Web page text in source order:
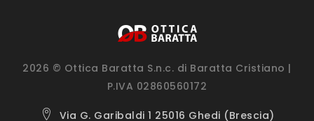
2026 © Ottica Baratta S.n.c. di Baratta Cristiano |
P.IVA 02860560172
Via G. Garibaldi 1 25016 Ghedi (Brescia)